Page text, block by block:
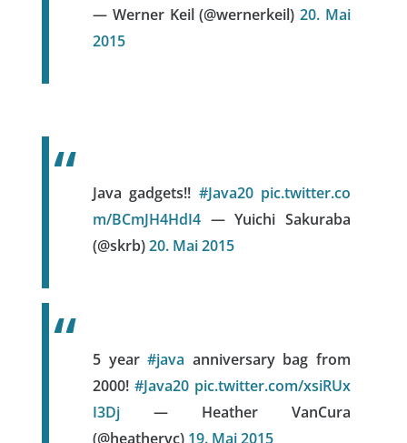
— Werner Keil (@wernerkeil)20. Mai
2015
Java gadgets!! #Java20 pic.twitter.co
m/BCmJH4HdI4 — Yuichi Sakuraba
(@skrb)20. Mai 2015
5 year#java anniversary bag from
2000! #Java20 pic.twitter.com/xsiRUx
I3Dj — Heather VanCura
(@heathervc) 19. Mai 2015